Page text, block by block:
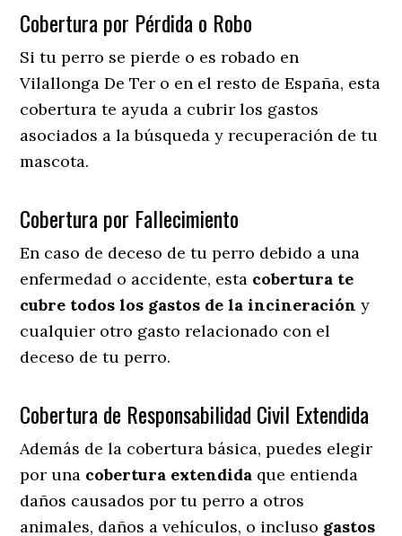
Cobertura por Pérdida o Robo
Si tu perro se pierde o es robado en
Vilallonga De Ter o en el resto de España, esta
cobertura te ayuda a cubrir los gastos
asociados a la búsqueda y recuperación de tu
mascota.
Cobertura por Fallecimiento
En caso de deceso de tu perro debido a una
enfermedad o accidente, esta cobertura te
cubre todos los gastos de la incineración y
cualquier otro gasto relacionado con el
deceso de tu perro.
Cobertura de Responsabilidad Civil Extendida
Además de la cobertura básica, puedes elegir
por una cobertura extendida que entienda
daños causados por tu perro a otros
animales, daños a vehículos, o incluso gastos